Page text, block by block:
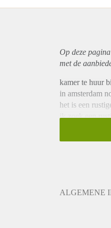
Op deze
met de
kamer te huur
in amsterdam
het is een
ik zoek een
ps geen feest
ALGEMENE